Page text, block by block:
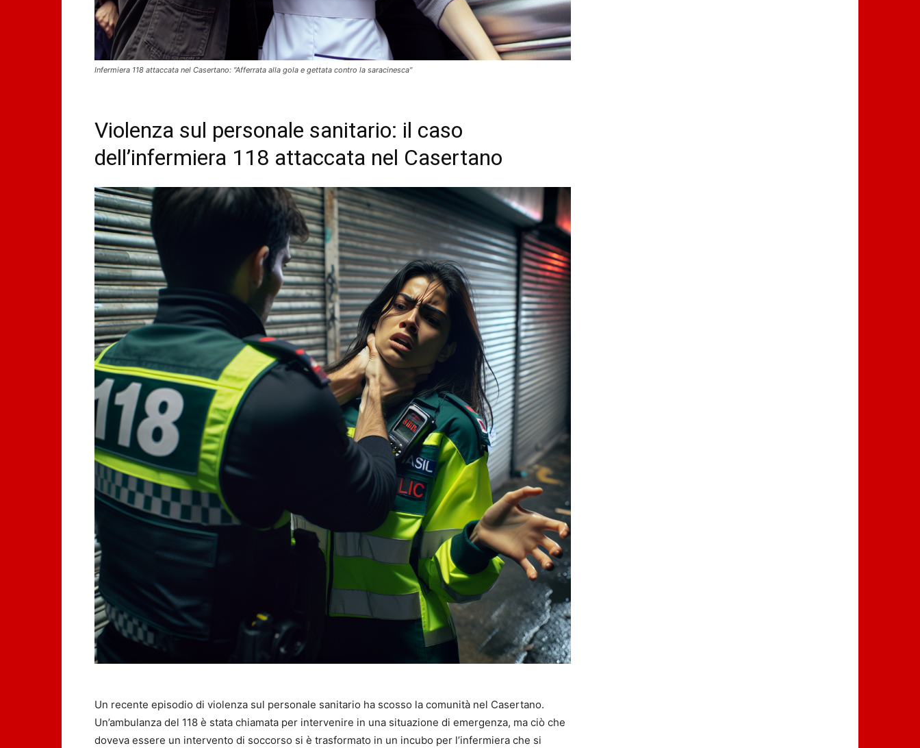
Infermiera 118 attaccata nel Casertano: "Afferrata alla gola e gettata contro la saracinesca"
Violenza sul personale sanitario: il caso
dell’infermiera 118 attaccata nel Casertano
Un recente episodio di violenza sul personale sanitario ha scosso la comunità nel Casertano.
Un’ambulanza del 118 è stata chiamata per intervenire in una situazione di emergenza, ma ciò che
doveva essere un intervento di soccorso si è trasformato in un incubo per l’infermiera che si